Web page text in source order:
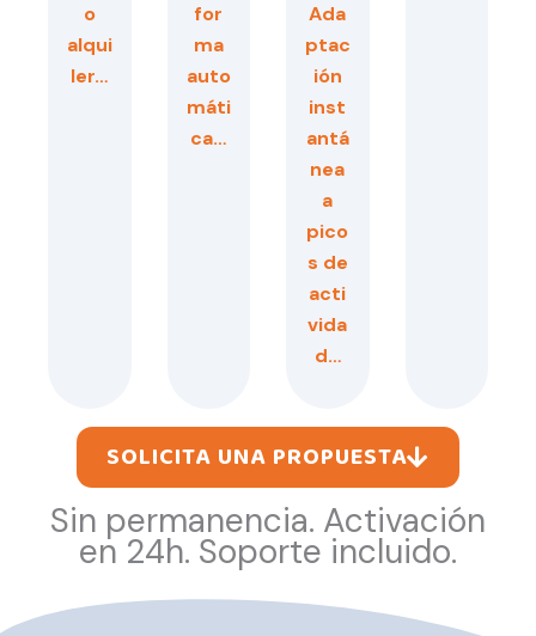
o
alqui
ler…
for
ma
auto
máti
ca…
Ada
ptac
ión
inst
antá
nea
a
pico
s de
acti
vida
d…
SOLICITA UNA PROPUESTA
Sin permanencia. Activación
en 24h. Soporte incluido.